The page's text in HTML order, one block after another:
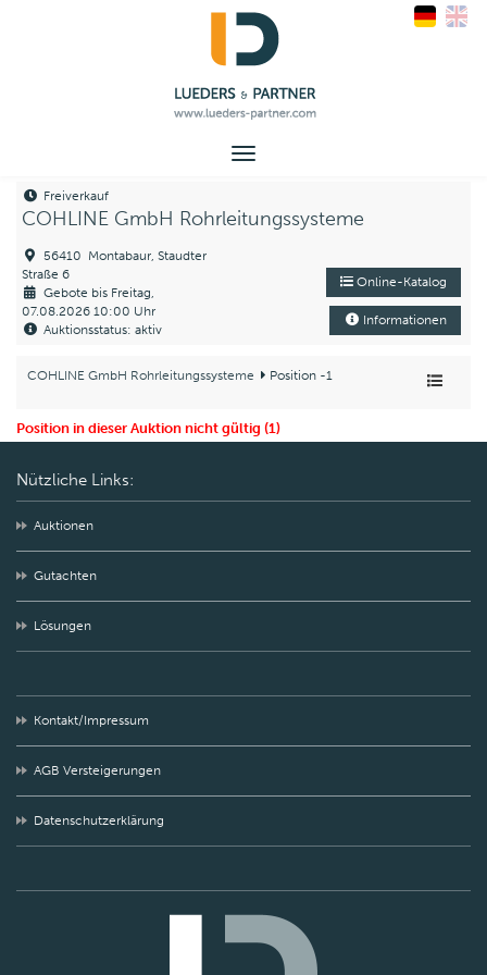
Toggle
Freiverkauf
COHLINE GmbH Rohrleitungssysteme
56410 Montabaur, Staudter
Straße 6
Gebote bis Freitag,
07.08.2026 10:00 Uhr
Auktionsstatus: aktiv
Online-Katalog
Informationen
COHLINE GmbH Rohrleitungssysteme Position -1
Position in dieser Auktion nicht gültig (1)
Nützliche Links:
Auktionen
Gutachten
Lösungen
Kontakt/Impressum
AGB Versteigerungen
Datenschutzerklärung